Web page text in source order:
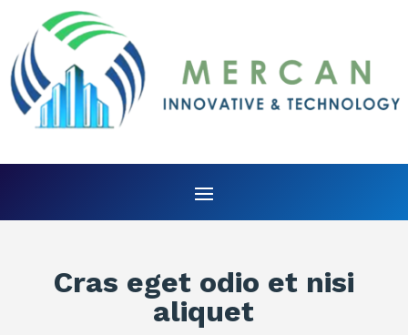
Cras eget odio et nisi
aliquet